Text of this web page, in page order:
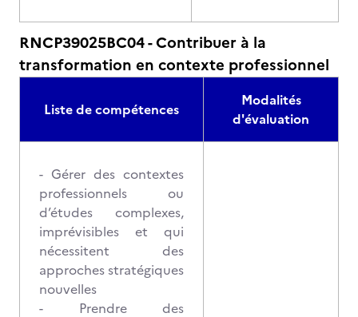
RNCP39025BC04 - Contribuer à la
transformation en contexte professionnel
Liste de compétences
Modalités
d'évaluation
- Gérer des contextes
professionnels ou
d’études complexes,
imprévisibles et qui
nécessitent des
approches stratégiques
nouvelles
- Prendre des